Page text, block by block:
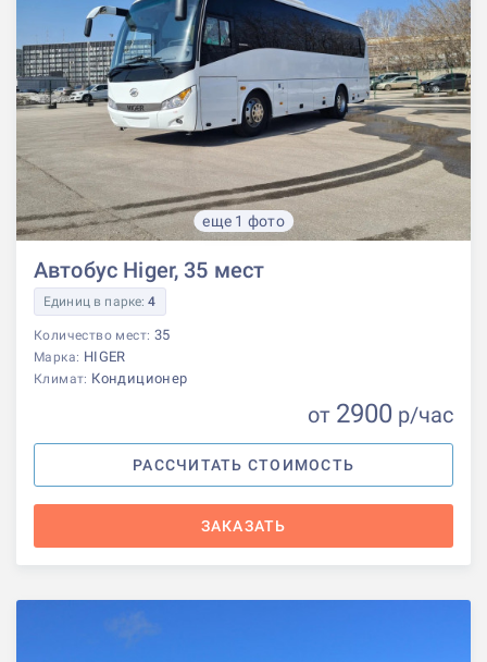
еще 1 фото
Автобус Higer, 35 мест
Единиц в парке:4
Количество мест: 35
Марка: HIGER
Климат: Кондиционер
от 2900 р/час
РАССЧИТАТЬ СТОИМОСТЬ
ЗАКАЗАТЬ